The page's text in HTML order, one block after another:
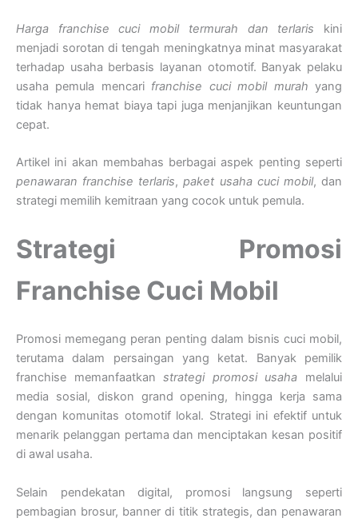
Harga franchise cuci mobil termurah dan terlaris kini
menjadi sorotan di tengah meningkatnya minat masyarakat
terhadap usaha berbasis layanan otomotif. Banyak pelaku
usaha pemula mencari franchise cuci mobil murah yang
tidak hanya hemat biaya tapi juga menjanjikan keuntungan
cepat.
Artikel ini akan membahas berbagai aspek penting seperti
penawaran franchise terlaris,paket usaha cuci mobil, dan
strategi memilih kemitraan yang cocok untuk pemula.
Strategi Promosi
Franchise Cuci Mobil
Promosi memegang peran penting dalam bisnis cuci mobil,
terutama dalam persaingan yang ketat. Banyak pemilik
franchise memanfaatkanstrategi promosi usaha melalui
media sosial, diskon grand opening, hingga kerja sama
dengan komunitas otomotif lokal. Strategi ini efektif untuk
menarik pelanggan pertama dan menciptakan kesan positif
di awal usaha.
Selain pendekatan digital, promosi langsung seperti
pembagian brosur, banner di titik strategis, dan penawaran